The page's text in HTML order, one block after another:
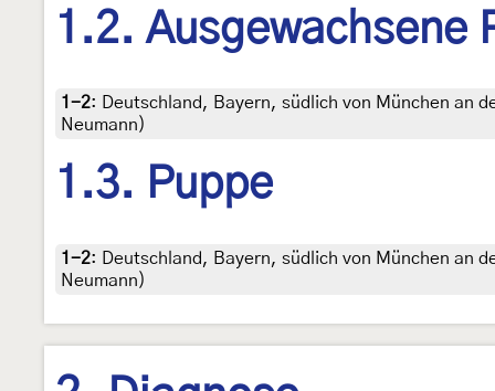
1.2. Ausgewachsene
1-2:
Deutschland, Bayern, südlich von München an
Neumann)
1.3. Puppe
1-2:
Deutschland, Bayern, südlich von München an
Neumann)